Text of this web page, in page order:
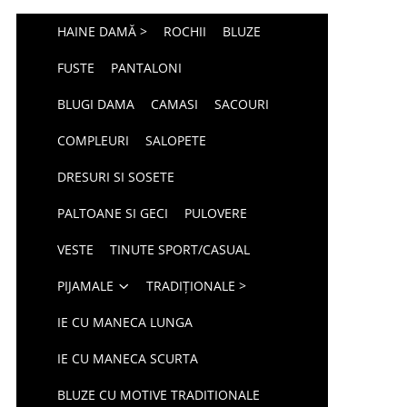
HAINE DAMĂ > ROCHII BLUZE
FUSTE PANTALONI
BLUGI DAMA CAMASI SACOURI
COMPLEURI SALOPETE
DRESURI SI SOSETE
PALTOANE SI GECI PULOVERE
VESTE TINUTE SPORT/CASUAL
PIJAMALE TRADIȚIONALE >
IE CU MANECA LUNGA
IE CU MANECA SCURTA
BLUZE CU MOTIVE TRADITIONALE